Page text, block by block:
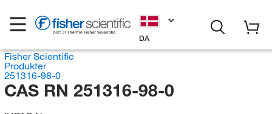
DA
Fisher Scientific
Produkter
251316-98-0
CAS RN 251316-98-0